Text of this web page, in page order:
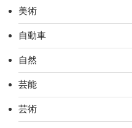
美術
自動車
自然
芸能
芸術